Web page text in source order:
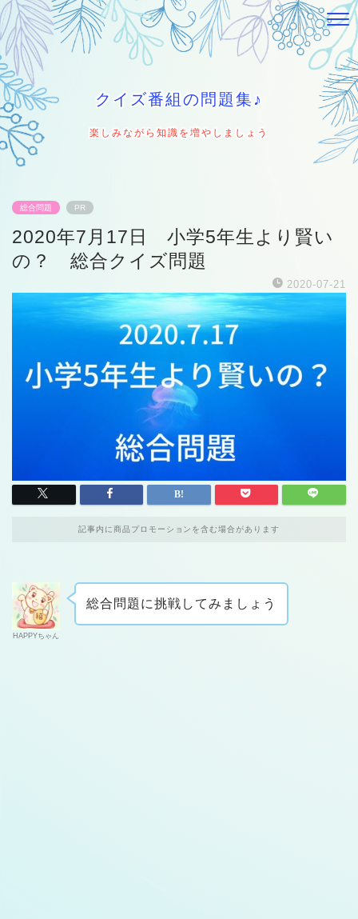
クイズ番組の問題集♪
楽しみながら知識を増やしましょう
総合問題 PR
2020年7月17日 小学5年生より賢い
の？ 総合クイズ問題
2020-07-21
記事内に商品プロモーションを含む場合があります
HAPPYちゃん
総合問題に挑戦してみましょう